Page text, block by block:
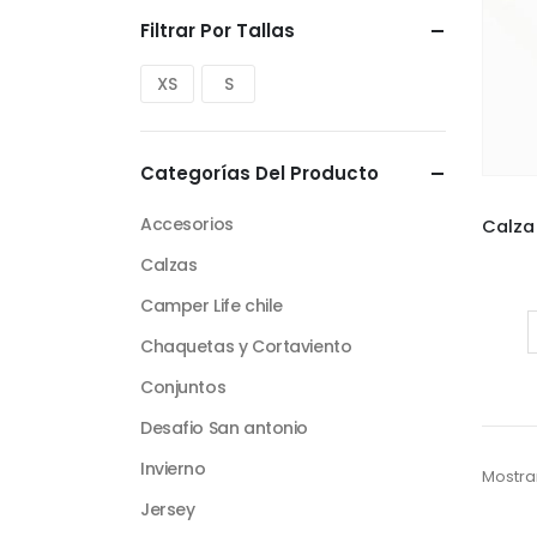
Filtrar Por Tallas
XS S
Categorías Del Producto
Accesorios
Calzas
Camper Life chile
Chaquetas y Cortaviento
Conjuntos
Desafio San antonio
Invierno
Jersey